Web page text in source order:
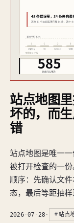
站点地图
坏的，而
错
站点地图是唯一
被打开检查的一
顺序：先确认文
态，最后等距抽样
2026-07-28 · 站点